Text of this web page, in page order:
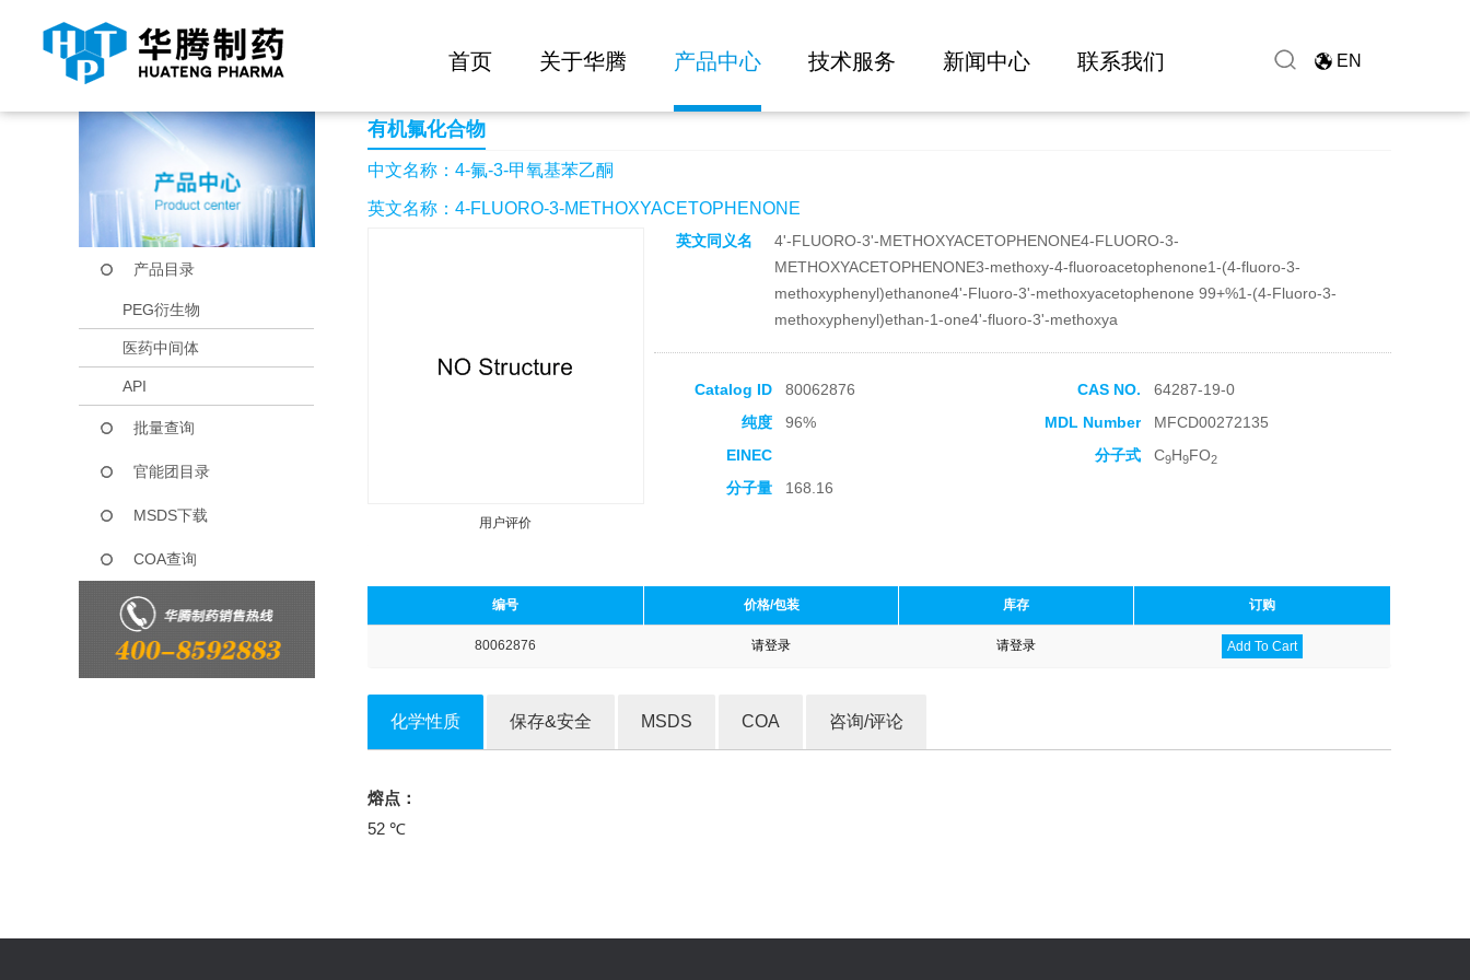
首页 关于华腾 产品中心 技术服务 新闻中心 联系我们 EN
当前位置： 首页 产品中心 4-氟-3-甲氧基苯乙酮
产品目录
PEG衍生物
医药中间体
API
批量查询
官能团目录
MSDS下载
COA查询
有机氟化合物
中文名称：4-氟-3-甲氧基苯乙酮
英文名称：4-FLUORO-3-METHOXYACETOPHENONE
用户评价
英文同义名
4'-FLUORO-3'-METHOXYACETOPHENONE4-FLUORO-3-
METHOXYACETOPHENONE3-methoxy-4-fluoroacetophenone1-(4-fluoro-3-
methoxyphenyl)ethanone4'-Fluoro-3'-methoxyacetophenone 99+%1-(4-Fluoro-3-
methoxyphenyl)ethan-1-one4'-fluoro-3'-methoxya
Catalog ID 80062876 CAS NO.
64287-19-0
纯度
96% MDL Number
MFCD00272135
EINEC
分子式 C9H9FO2
分子量 168.16
编号 价格/包装 库存 订购
80062876 请登录 请登录 Add To Cart
化学性质 保存&安全 MSDS COA 咨询/评论
熔点：
52 ℃